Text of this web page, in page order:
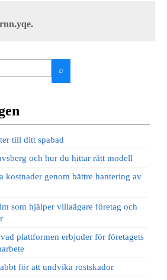
till ditt spabad
och hur du hittar rätt modell
kostnader genom bättre hantering av
som hjälper villaägare företag och
plattformen erbjuder för företagets
för att undvika rostskador